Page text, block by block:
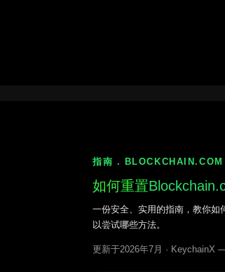
指南 . BLOCKCHAIN.COM
如何重置
一份安全、实用的指南，教你
以尝试哪些方法。
更新于2026年7月 · KeychainX